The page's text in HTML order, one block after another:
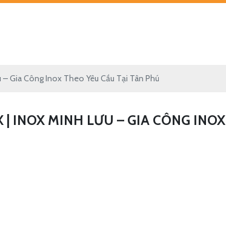
Gia Công Inox Theo Yêu Cầu Tại Tân Phú
| INOX MINH LƯU – GIA CÔNG